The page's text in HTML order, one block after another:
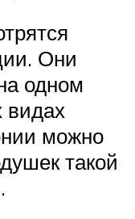
Они
одном
видах
можно
такой